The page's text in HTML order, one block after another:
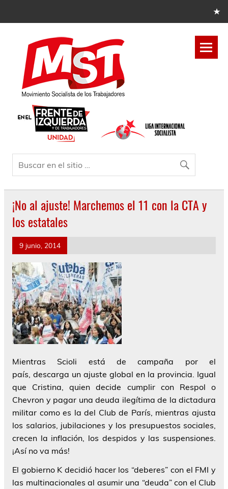
¡No al ajuste! Marchemos el 11 con la CTA y
los estatales
9 junio, 2014
Mientras Scioli está de campaña por el
país, descarga un ajuste global en la provincia . Igual
que Cristina, quien decide cumplir con Respol o
Chevron y pagar una deuda ilegítima de la dictadura
militar como es la del Club de París, mientras ajusta
los salarios, jubilaciones y los presupuestos sociales,
crecen la inflación, los despidos y las suspensiones.
¡Así no va más!
El gobierno K decidió hacer los “deberes” con el FMI y
las multinacionales al asumir una “deuda” con el Club